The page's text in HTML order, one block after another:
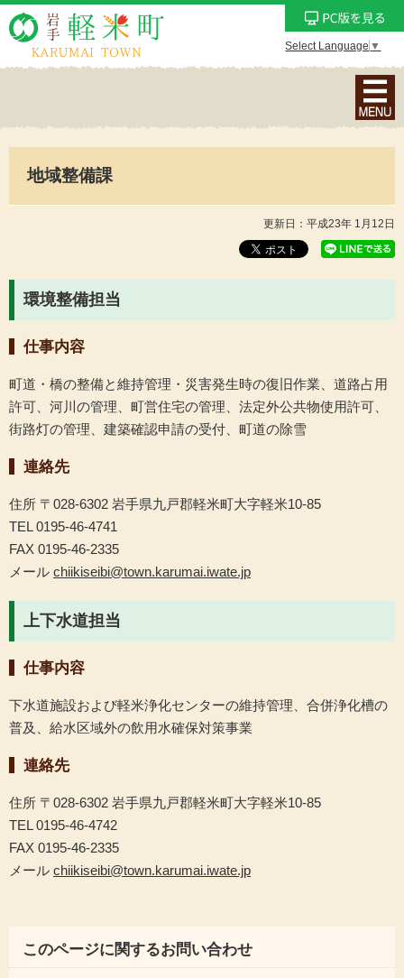
Select Language ▼
ナ
ビ
ン
メ
示
地域整備課
更新日：平成23年 1月12日
環境整備担当
仕事内容
町道・橋の整備と維持管理・災害発生時の復旧作業、道路占用
許可、河川の管理、町営住宅の管理、法定外公共物使用許可、
街路灯の管理、建築確認申請の受付、町道の除雪
連絡先
住所 〒028-6302 岩手県九戸郡軽米町大字軽米10-85
TEL 0195-46-4741
FAX 0195-46-2335
メール chiikiseibi@town.karumai.iwate.jp
上下水道担当
仕事内容
下水道施設および軽米浄化センターの維持管理、合併浄化槽の
普及、給水区域外の飲用水確保対策事業
連絡先
住所 〒028-6302 岩手県九戸郡軽米町大字軽米10-85
TEL 0195-46-4742
FAX 0195-46-2335
メール chiikiseibi@town.karumai.iwate.jp
このページに関するお問い合わせ